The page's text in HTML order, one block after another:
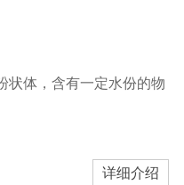
状体，含有一定水份的物
详细介绍